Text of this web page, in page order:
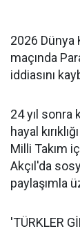
2026 Dünya
maçında
iddiasını
24 yıl sonra
hayal
Milli Takım
Akçıl'da
paylaşımla
'TÜRKLER